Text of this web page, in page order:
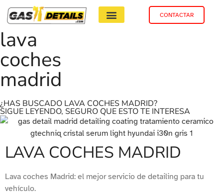
CONTACTAR
lava
coches
madrid
¿HAS BUSCADO LAVA COCHES MADRID?
SIGUE LEYENDO, SEGURO QUE ESTO TE INTERESA
LAVA COCHES MADRID
Lava coches Madrid: el mejor servicio de detailing para tu
vehículo.